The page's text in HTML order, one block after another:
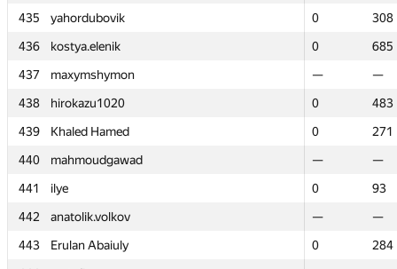
435
yahordubovik 0
308
436
kostya.elenik 0
685
437
maxymshymon —
—
438
hirokazu1020 0
483
439
Khaled Hamed 0
271
440
mahmoudgawad —
—
441
ilye 0
93
442
anatolik.volkov —
—
443
Erulan Abaiuly 0
284
435
yahordubovik 0
308
436
kostya.elenik 0
685
437
maxymshymon —
—
438
hirokazu1020 0
483
439
Khaled Hamed 0
271
440
mahmoudgawad —
—
441
ilye 0
93
442
anatolik.volkov —
—
443
Erulan Abaiuly 0
284